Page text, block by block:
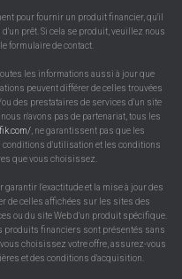
pour fournir un produit financier, qu'il
prêt. Si cela se produit, veuillez nous
formulaire de contact.
les informations aussi à jour que
peuvent différer de celles trouvées
des prestataires de services d'un site
n'avons pas de partenariat, tous les
, ne garantissent pas que les
conditions d'utilisation et les conditions
que vous choisissez.
l'exactitude et la mise à jour des
de celles affichées sur les sites des
ou du site Web d'un produit spécifique.
produits financiers sont présentés sans
choisissez votre offre, assurez-vous
et des conditions d'acquisition.